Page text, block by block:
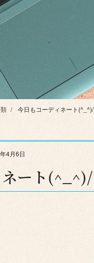
今日もコーディネート(^_^)/
4月6日
ネート(^_^)/